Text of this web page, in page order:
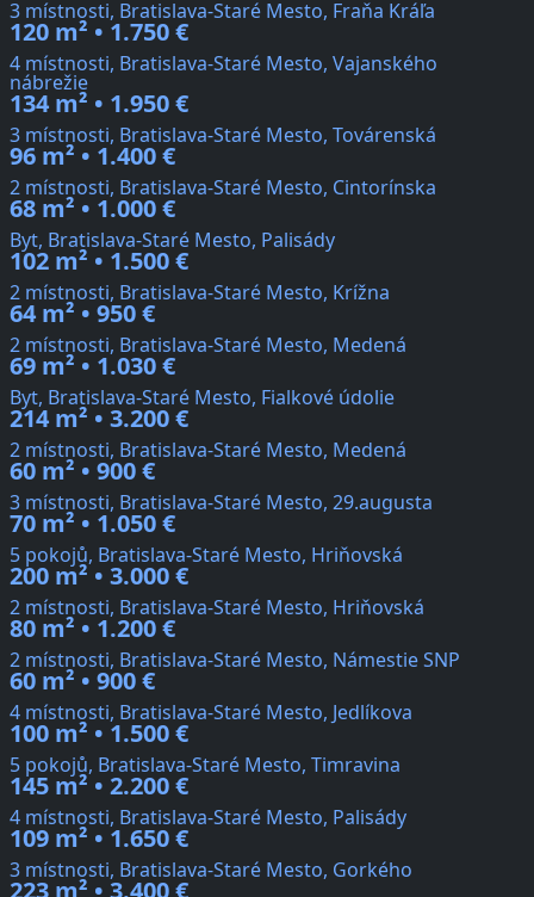
3 místnosti, Bratislava-Staré Mesto, Fraňa Kráľa
120 m² • 1.750 €
4 místnosti, Bratislava-Staré Mesto, Vajanského
nábrežie
134 m² • 1.950 €
3 místnosti, Bratislava-Staré Mesto, Továrenská
96 m² • 1.400 €
2 místnosti, Bratislava-Staré Mesto, Cintorínska
68 m² • 1.000 €
Byt, Bratislava-Staré Mesto, Palisády
102 m² • 1.500 €
2 místnosti, Bratislava-Staré Mesto, Krížna
64 m² • 950 €
2 místnosti, Bratislava-Staré Mesto, Medená
69 m² • 1.030 €
Byt, Bratislava-Staré Mesto, Fialkové údolie
214 m² • 3.200 €
2 místnosti, Bratislava-Staré Mesto, Medená
60 m² • 900 €
3 místnosti, Bratislava-Staré Mesto, 29.augusta
70 m² • 1.050 €
5 pokojů, Bratislava-Staré Mesto, Hriňovská
200 m² • 3.000 €
2 místnosti, Bratislava-Staré Mesto, Hriňovská
80 m² • 1.200 €
2 místnosti, Bratislava-Staré Mesto, Námestie SNP
60 m² • 900 €
4 místnosti, Bratislava-Staré Mesto, Jedlíkova
100 m² • 1.500 €
5 pokojů, Bratislava-Staré Mesto, Timravina
145 m² • 2.200 €
4 místnosti, Bratislava-Staré Mesto, Palisády
109 m² • 1.650 €
3 místnosti, Bratislava-Staré Mesto, Gorkého